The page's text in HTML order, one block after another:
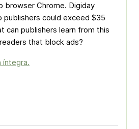
browser Chrome. Digiday
could exceed $35
can publishers learn from this
that block ads?
íntegra.